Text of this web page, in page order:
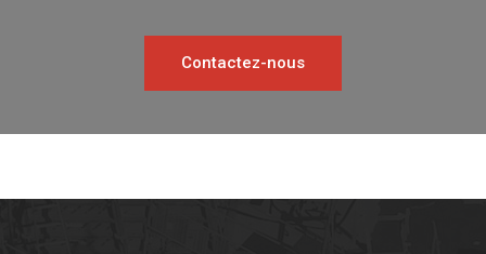
Contactez-nous